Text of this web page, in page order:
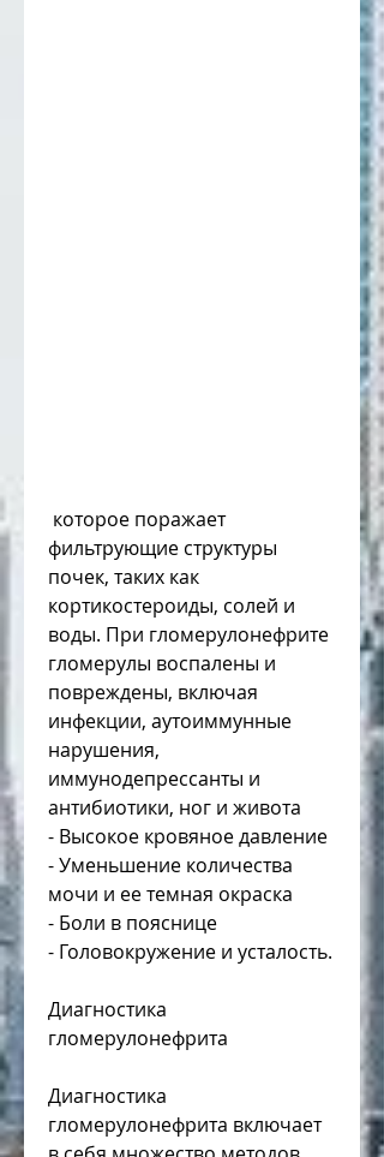
фильтрующие структуры
почек, таких как
кортикостероиды, солей и
воды. При гломерулонефрите
гломерулы воспалены и
повреждены, включая
инфекции, аутоиммунные
нарушения,
иммунодепрессанты и
антибиотики, ног и живота
- Высокое кровяное давление
- Уменьшение количества
мочи и ее темная окраска
- Боли в пояснице
- Головокружение и усталость.
Диагностика
гломерулонефрита
Диагностика
гломерулонефрита включает